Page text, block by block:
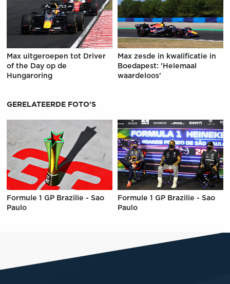
Max uitgeroepen tot Driver
of the Day op de
Hungaroring
Max zesde in kwalificatie in
Boedapest: 'Helemaal
waardeloos'
GERELATEERDE FOTO'S
Formule 1 GP Brazilie - Sao
Paulo
Formule 1 GP Brazilie - Sao
Paulo